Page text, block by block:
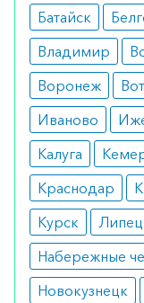
В некоторых
лечении
Препарат
то же время
период
Побочные
При
применения
Батайск
Владимир
Воронеж
Иваново
Калуга
Краснодар
Курск
Набережные
Новокузнецк